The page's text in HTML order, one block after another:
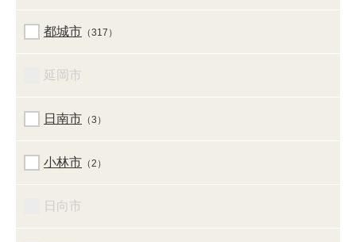
都城市 （317）
延岡市
日南市 （3）
小林市 （2）
日向市